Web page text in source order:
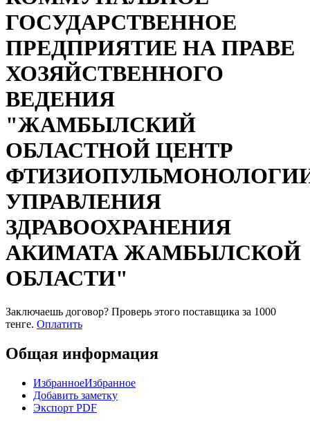
ГОСУДАРСТВЕННОЕ
ПРЕДПРИЯТИЕ НА ПРАВЕ
ХОЗЯЙСТВЕННОГО
ВЕДЕНИЯ
"ЖАМБЫЛСКИЙ
ОБЛАСТНОЙ ЦЕНТР
УПРАВЛЕНИЯ
ЗДРАВООХРАНЕНИЯ
АКИМАТА ЖАМБЫЛСКОЙ
ОБЛАСТИ"
Заключаешь договор? Проверь этого поставщика за 1000
тенге. Оплатить
Общая информация
ИзбранноеИзбранное
Добавить заметку
Экспорт PDF